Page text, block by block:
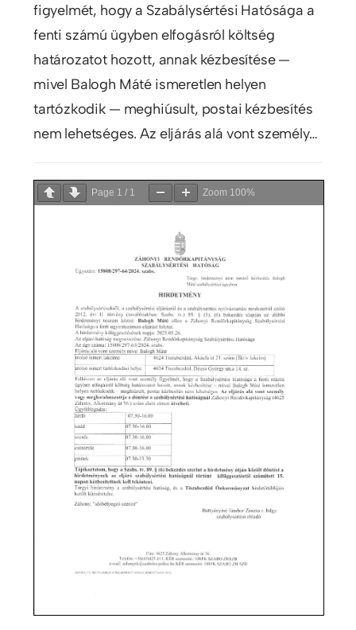
figyelmét, hogy a Szabálysértési Hatósága a
fenti számú ügyben elfogásról költség
határozatot hozott, annak kézbesítése —
mivel Balogh Máté ismeretlen helyen
tartózkodik — meghiúsult, postai kézbesítés
nem lehetséges. Az eljárás alá vont személy…
Page 1 / 1 Zoom 100%